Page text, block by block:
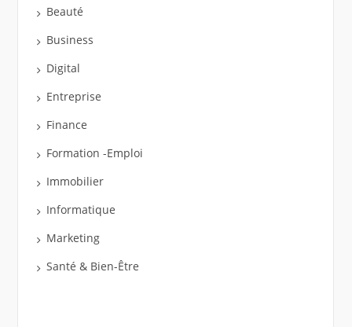
Beauté
Business
Digital
Entreprise
Finance
Formation -Emploi
Immobilier
Informatique
Marketing
Santé & Bien-Être